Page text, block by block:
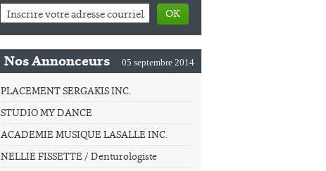
OK
Nos Annonceurs 05 septembre 2014
PLACEMENT SERGAKIS INC.
STUDIO MY DANCE
ACADEMIE MUSIQUE LASALLE INC.
NELLIE FISSETTE / Denturologiste